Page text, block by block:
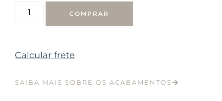
COMPRAR
Calcular frete
SAIBA MAIS SOBRE OS ACABAMENTOS